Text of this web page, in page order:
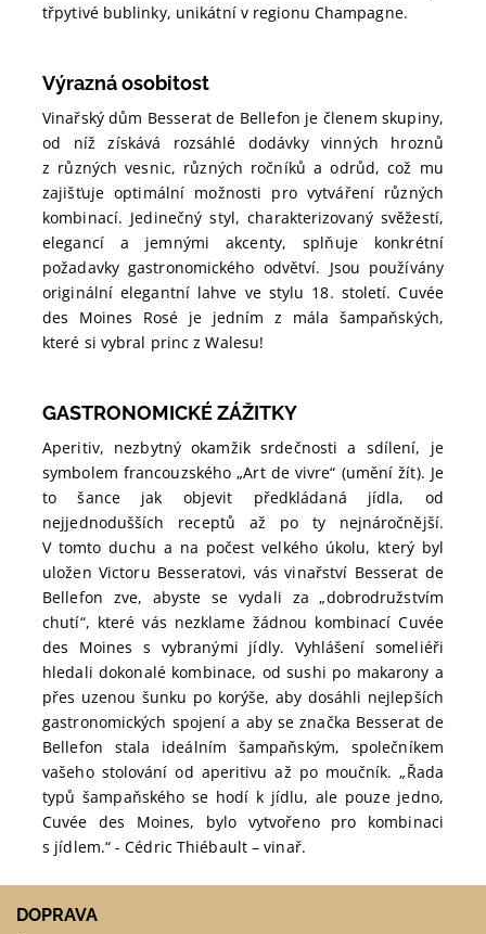
třpytivé bublinky, unikátní v regionu Champagne.
Výrazná osobitost
Vinařský dům Besserat de Bellefon je členem skupiny,
od níž získává rozsáhlé dodávky vinných hroznů
z různých vesnic, různých ročníků a odrůd, což mu
zajišťuje optimální možnosti pro vytváření různých
kombinací. Jedinečný styl, charakterizovaný svěžestí,
elegancí a jemnými akcenty, splňuje konkrétní
požadavky gastronomického odvětví. Jsou používány
originální elegantní lahve ve stylu 18. století. Cuvée
des Moines Rosé je jedním z mála šampaňských,
které si vybral princ z Walesu!
GASTRONOMICKÉ ZÁŽITKY
Aperitiv, nezbytný okamžik srdečnosti a sdílení, je
symbolem francouzského „Art de vivre“ (umění žít). Je
to šance jak objevit předkládaná jídla, od
nejjednodušších receptů až po ty nejnáročnější.
V tomto duchu a na počest velkého úkolu, který byl
uložen Victoru Besseratovi, vás vinařství Besserat de
Bellefon zve, abyste se vydali za „dobrodružstvím
chutí“, které vás nezklame žádnou kombinací Cuvée
des Moines s vybranými jídly. Vyhlášení someliéři
hledali dokonalé kombinace, od sushi po makarony a
přes uzenou šunku po korýše, aby dosáhli nejlepších
gastronomických spojení a aby se značka Besserat de
Bellefon stala ideálním šampaňským, společníkem
vašeho stolování od aperitivu až po moučník. „Řada
typů šampaňského se hodí k jídlu, ale pouze jedno,
Cuvée des Moines, bylo vytvořeno pro kombinaci
s jídlem.“ - Cédric Thiébault – vinař.
DOPRAVA